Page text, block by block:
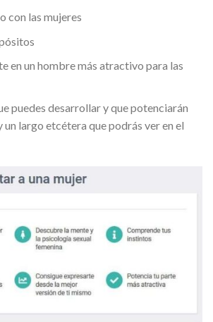
con las mujeres
en un hombre más atractivo para las
puedes desarrollar y que potenciarán
un largo etcétera que podrás ver en el